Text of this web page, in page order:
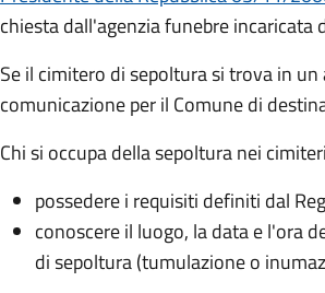
chiesta dall'agenzia funebre incaricata
Se il cimitero di sepoltura si trova in
comunicazione per il Comune di
Chi si occupa della sepoltura nei
possedere i requisiti definiti dal
conoscere il luogo, la data e l'ora
di sepoltura (tumulazione o